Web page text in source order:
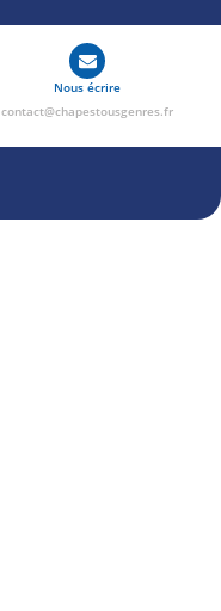
Nous écrire
contact@chapestousgenres.fr